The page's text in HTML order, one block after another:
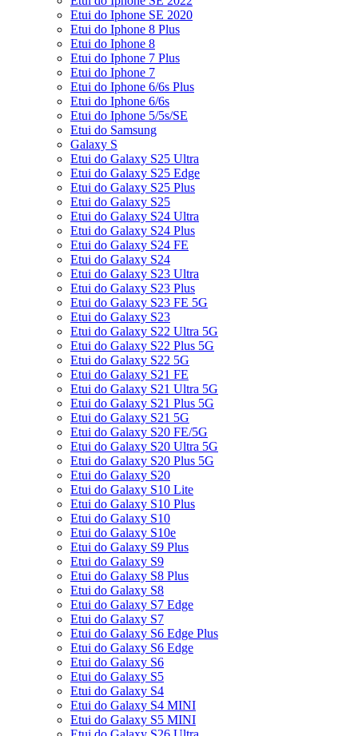
Etui do Iphone SE 2020
Etui do Iphone 8 Plus
Etui do Iphone 8
Etui do Iphone 7 Plus
Etui do Iphone 7
Etui do Iphone 6/6s Plus
Etui do Iphone 6/6s
Etui do Iphone 5/5s/SE
Etui do Samsung
Galaxy S
Etui do Galaxy S25 Ultra
Etui do Galaxy S25 Edge
Etui do Galaxy S25 Plus
Etui do Galaxy S25
Etui do Galaxy S24 Ultra
Etui do Galaxy S24 Plus
Etui do Galaxy S24 FE
Etui do Galaxy S24
Etui do Galaxy S23 Ultra
Etui do Galaxy S23 Plus
Etui do Galaxy S23 FE 5G
Etui do Galaxy S23
Etui do Galaxy S22 Ultra 5G
Etui do Galaxy S22 Plus 5G
Etui do Galaxy S22 5G
Etui do Galaxy S21 FE
Etui do Galaxy S21 Ultra 5G
Etui do Galaxy S21 Plus 5G
Etui do Galaxy S21 5G
Etui do Galaxy S20 FE/5G
Etui do Galaxy S20 Ultra 5G
Etui do Galaxy S20 Plus 5G
Etui do Galaxy S20
Etui do Galaxy S10 Lite
Etui do Galaxy S10 Plus
Etui do Galaxy S10
Etui do Galaxy S10e
Etui do Galaxy S9 Plus
Etui do Galaxy S9
Etui do Galaxy S8 Plus
Etui do Galaxy S8
Etui do Galaxy S7 Edge
Etui do Galaxy S7
Etui do Galaxy S6 Edge Plus
Etui do Galaxy S6 Edge
Etui do Galaxy S6
Etui do Galaxy S5
Etui do Galaxy S4
Etui do Galaxy S4 MINI
Etui do Galaxy S5 MINI